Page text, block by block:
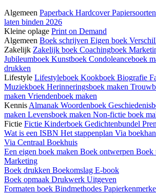
Algemeen Paperback Hardcover
laten binden 2026
Kleine oplage Print on Demand
Algemeen Boek schrijven Eigen boek
Zakelijk Zakelijk boek Coachingboek
Jubileumboek Kunstboek Condoleanceboek
drukken
Lifestyle Lifestyleboek Kookboek Biografie
Muziekboek Herinneringsboek maken
maken Vriendenboek maken
Kennis Almanak Woordenboek
maken Levensboek maken Non-fictie boek
Fictie Fictie Kinderboek Gedichtenbundel
Wat is een ISBN Het stappenplan Via
Via Centraal Boekhuis
Een eigen boek maken Boek ontwerpen Boek
Marketing
Boek drukken Boekomslag E-book
Boek opmaak Drukwerk Uitgeven
Formaten boek Bindmethodes